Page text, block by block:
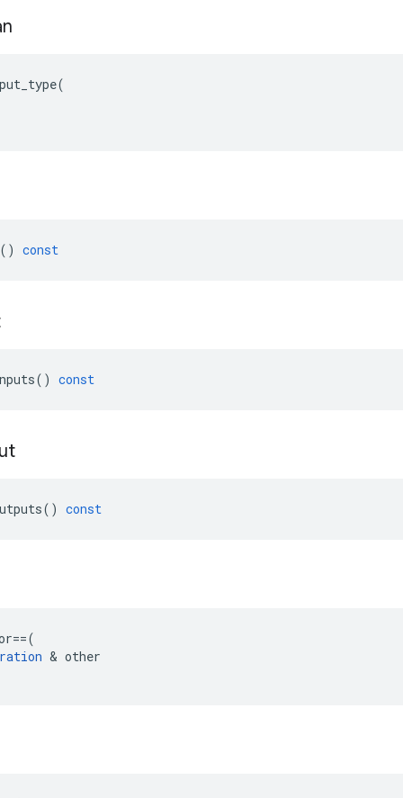
(
() const
() const
() const
==(
& other